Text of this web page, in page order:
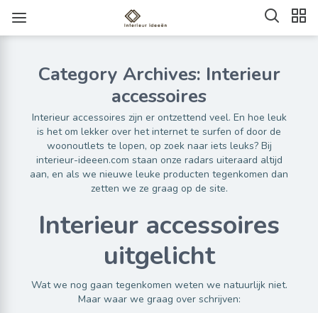
Category Archives: Interieur
accessoires
Interieur accessoires zijn er ontzettend veel. En hoe leuk
is het om lekker over het internet te surfen of door de
woonoutlets te lopen, op zoek naar iets leuks? Bij
interieur-ideeen.com staan onze radars uiteraard altijd
aan, en als we nieuwe leuke producten tegenkomen dan
zetten we ze graag op de site.
Interieur accessoires
uitgelicht
Wat we nog gaan tegenkomen weten we natuurlijk niet.
Maar waar we graag over schrijven: